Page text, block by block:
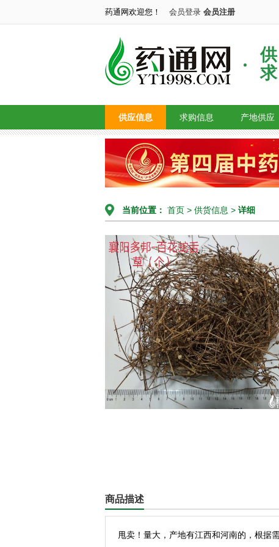
药通网欢迎您！ 会员登录 会员注册
供
求
供应信息 求购信息 产地供应
当前位置： 首页 > 供货信息 > 详细
商品描述
甩卖！量大，产地有江西和河南的，根据